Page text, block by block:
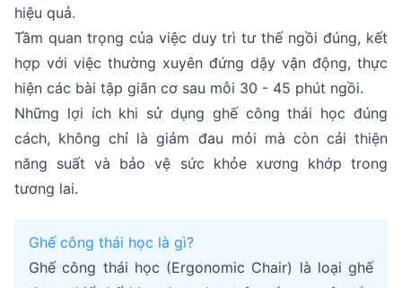
hiệu quả.
Tầm quan trọng của việc duy trì tư thế ngồi đúng, kết
hợp với việc thường xuyên đứng dậy vận động, thực
hiện các bài tập giãn cơ sau mỗi 30 - 45 phút ngồi.
Những lợi ích khi sử dụng ghế công thái học đúng
cách, không chỉ là giảm đau mỏi mà còn cải thiện
năng suất và bảo vệ sức khỏe xương khớp trong
tương lai.
Ghế công thái học là gì?
Ghế công thái học (Ergonomic Chair) là loại ghế